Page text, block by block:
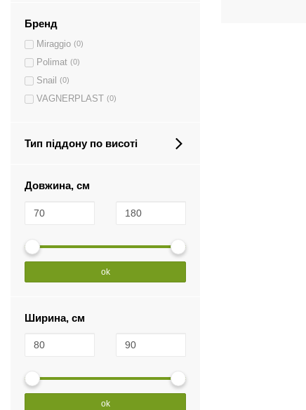
Бренд
Miraggio (0)
Polimat (0)
Snail (0)
VAGNERPLAST (0)
Тип піддону по висоті
Довжина, см
ok
Ширина, см
ok